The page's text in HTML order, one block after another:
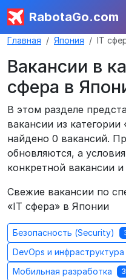
RabotaGo.com
Главная Япония IT
Вакансии в
сфера в
В этом разделе
вакансии из
найдено 0 вакансий.
обновляются, а
конкретной вакансии и
Свежие вакансии по
«IT сфера» в Японии
Безопасность (Security)
DevOps и инфраструктура
Мобильная разработка 3